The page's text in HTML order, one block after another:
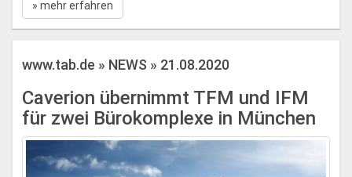
» mehr erfahren
www.tab.de » NEWS » 21.08.2020
Caverion übernimmt TFM und IFM
für zwei Bürokomplexe in München